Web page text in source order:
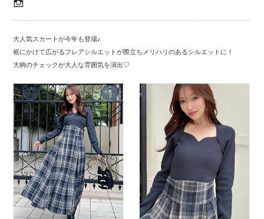
大人気スカートが今年も登場♪
裾にかけて広がるフレアシルエットが際立ちメリハリのあるシルエットに！
大柄のチェックが大人な雰囲気を演出♡